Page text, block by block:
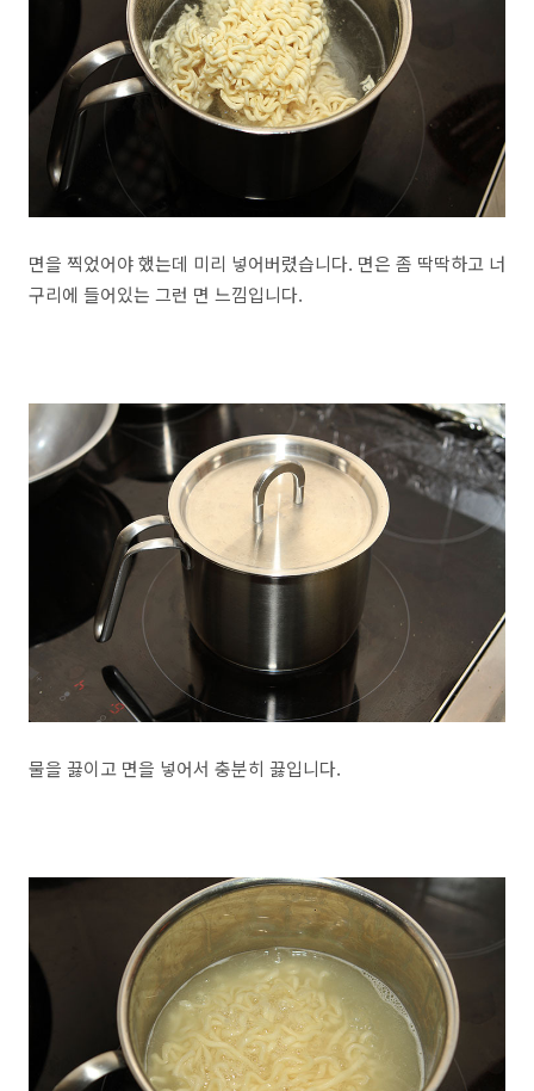
면을 찍었어야 했는데 미리 넣어버렸습니다. 면은 좀 딱딱하고 너
구리에 들어있는 그런 면 느낌입니다.
물을 끓이고 면을 넣어서 충분히 끓입니다.